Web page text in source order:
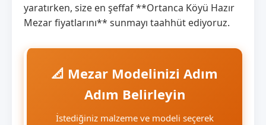
yaratırken, size en şeffaf **Ortanca Köyü Hazır
Mezar fiyatlarını** sunmayı taahhüt ediyoruz.
📐 Mezar Modelinizi Adım
Adım Belirleyin
İstediğiniz malzeme ve modeli seçerek